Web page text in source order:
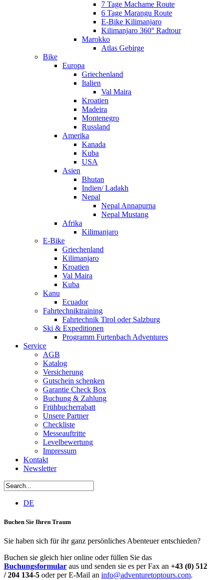
7 Tage Machame Route
6 Tage Marangu Route
E-Bike Kilimanjaro
Kilimanjaro 360° Radtour
Marokko
Atlas Gebirge
Bike
Europa
Griechenland
Italien
Val Maira
Kroatien
Madeira
Montenegro
Russland
Amerika
Kanada
Kuba
USA
Asien
Bhutan
Indien/ Ladakh
Nepal
Nepal Annapurna
Nepal Mustang
Afrika
Kilimanjaro
E-Bike
Griechenland
Kilimanjaro
Kroatien
Val Maira
Kuba
Kanu
Ecuador
Fahrtechniktraining
Fahrtechnik Tirol oder Salzburg
Ski & Expeditionen
Programm Furtenbach Adventures
Service
AGB
Katalog
Versicherung
Gutschein schenken
Garantie Check Box
Buchung & Zahlung
Frühbucherrabatt
Unsere Partner
Checkliste
Messeauftritte
Levelbewertung
Impressum
Kontakt
Newsletter
DE
Buchen Sie Ihren Traum
Sie haben sich für ihr ganz persönliches Abenteuer entschieden?
Buchen sie gleich hier online oder füllen Sie das
Buchungsformular aus und senden sie es per Fax an +43 (0) 512
/ 204 134-5 oder per E-Mail an info@adventuretoptours.com.